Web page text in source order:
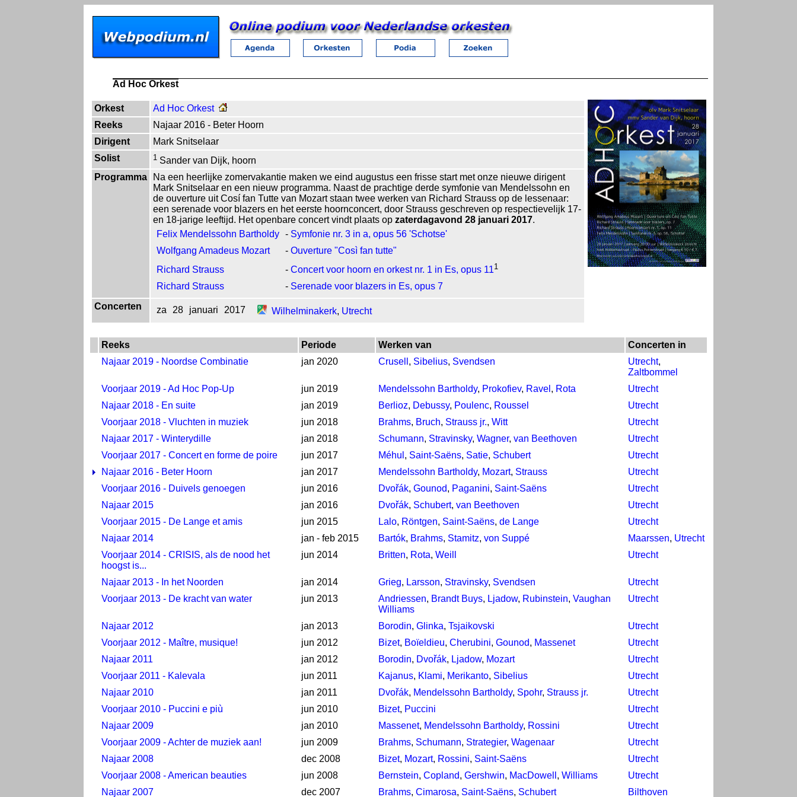
Ad Hoc Orkest
Orkest
Ad Hoc Orkest
Reeks
Najaar 2016 - Beter Hoorn
Dirigent
Mark Snitselaar
Solist
1 Sander van Dijk, hoorn
Programma
Na een heerlijke zomervakantie maken we eind augustus een frisse start met onze nieuwe dirigent
Mark Snitselaar en een nieuw programma. Naast de prachtige derde symfonie van Mendelssohn en
de ouverture uit Cosí fan Tutte van Mozart staan twee werken van Richard Strauss op de lessenaar:
een serenade voor blazers en het eerste hoornconcert, door Strauss geschreven op respectievelijk 17-
en 18-jarige leeftijd. Het openbare concert vindt plaats op zaterdagavond 28 januari 2017.
Felix Mendelssohn Bartholdy - Symfonie nr. 3 in a, opus 56 'Schotse'
Wolfgang Amadeus Mozart
- Ouverture "Così fan tutte"
Richard Strauss
- Concert voor hoorn en orkest nr. 1 in Es, opus 111
Richard Strauss - Serenade voor blazers in Es, opus 7
Concerten
za 28 januari 2017 Wilhelminakerk, Utrecht
Reeks Periode Werken van
Concerten in
Najaar 2019 - Noordse Combinatie
jan 2020 Crusell , Sibelius, Svendsen Utrecht,
Zaltbommel
Voorjaar 2019 - Ad Hoc Pop-Up
jun 2019 Mendelssohn Bartholdy, Prokofiev, Ravel , Rota
Utrecht
Najaar 2018 - En suite
jan 2019 Berlioz, Debussy, Poulenc, Roussel
Utrecht
Voorjaar 2018 - Vluchten in muziek
jun 2018 Brahms, Bruch, Strauss jr., Witt
Utrecht
Najaar 2017 - Winterydille
jan 2018 Schumann, Stravinsky, Wagner, van Beethoven
Utrecht
Voorjaar 2017 - Concert en forme de poire
jun 2017 Méhul , Saint-Saëns, Satie, Schubert
Utrecht
Najaar 2016 - Beter Hoorn
jan 2017 Mendelssohn Bartholdy, Mozart, Strauss
Utrecht
Voorjaar 2016 - Duivels genoegen
jun 2016 Dvořák, Gounod, Paganini, Saint-Saëns
Utrecht
Najaar 2015
jan 2016 Dvořák, Schubert, van Beethoven
Utrecht
Voorjaar 2015 - De Lange et amis
jun 2015 Lalo, Röntgen, Saint-Saëns, de Lange
Utrecht
Najaar 2014
jan - feb 2015 Bartók, Brahms, Stamitz, von Suppé Maarssen, Utrecht
Voorjaar 2014 - CRISIS, als de nood het
hoogst is...
jun 2014 Britten, Rota, Weill Utrecht
Najaar 2013 - In het Noorden jan 2014 Grieg, Larsson, Stravinsky, Svendsen
Utrecht
Voorjaar 2013 - De kracht van water
jun 2013 Andriessen, Brandt Buys, Ljadow, Rubinstein, Vaughan
Williams
Utrecht
Najaar 2012 jan 2013 Borodin, Glinka, Tsjaikovski
Utrecht
Voorjaar 2012 - Maître, musique!
jun 2012 Bizet, Boïeldieu, Cherubini, Gounod, Massenet
Utrecht
Najaar 2011
jan 2012 Borodin, Dvořák, Ljadow, Mozart
Utrecht
Voorjaar 2011 - Kalevala
jun 2011 Kajanus, Klami, Merikanto, Sibelius
Utrecht
Najaar 2010
jan 2011 Dvořák, Mendelssohn Bartholdy, Spohr, Strauss jr.
Utrecht
Voorjaar 2010 - Puccini e più
jun 2010 Bizet, Puccini
Utrecht
Najaar 2009
jan 2010 Massenet, Mendelssohn Bartholdy, Rossini
Utrecht
Voorjaar 2009 - Achter de muziek aan!
jun 2009 Brahms, Schumann, Strategier, Wagenaar
Utrecht
Najaar 2008
dec 2008 Bizet, Mozart, Rossini, Saint-Saëns
Utrecht
Voorjaar 2008 - American beauties
jun 2008 Bernstein, Copland, Gershwin, MacDowell , Williams
Utrecht
Najaar 2007
dec 2007 Brahms, Cimarosa, Saint-Saëns, Schubert Bilthoven